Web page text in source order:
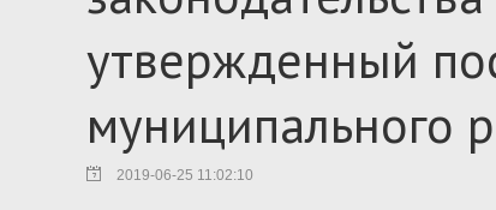
утвержденный
муниципального
2019-06-25 11:02:10